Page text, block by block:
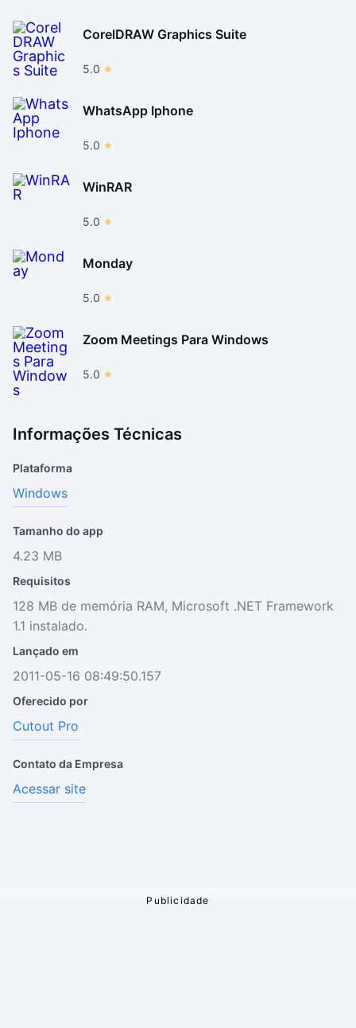
CorelDRAW Graphics Suite
5.0
WhatsApp Iphone
5.0
WinRAR
5.0
Monday
5.0
Zoom Meetings Para Windows
5.0
Informações Técnicas
Plataforma
Windows
Tamanho do app
4.23 MB
Requisitos
128 MB de memória RAM, Microsoft .NET Framework
1.1 instalado.
Lançado em
2011-05-16 08:49:50.157
Oferecido por
Cutout Pro
Contato da Empresa
Acessar site